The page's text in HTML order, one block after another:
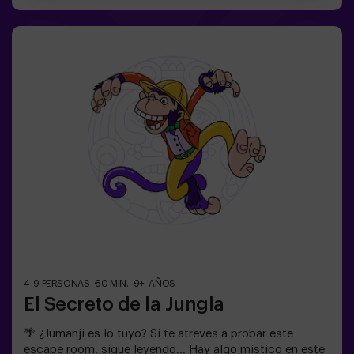
opción de que un monitor les acompañe en la aventura,
consúltanos las condiciones.⚠️ Existen pasos
estrechos ⚠️🧩 Nivel de dificultad: bajo.
4-9 PERSONAS 60 MIN. 9+ AÑOS
El Secreto de la Jungla
🌴 ¿Jumanji es lo tuyo? Si te atreves a probar este
escape room, sigue leyendo... Hay algo místico en este